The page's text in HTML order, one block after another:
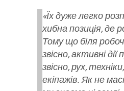
«Їх дуже легко
хибна позиція, де
Тому що біля
звісно, активні
звісно, рух,
екіпажів. Як не